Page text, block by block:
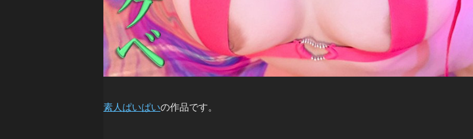
素人ぱいぱいの作品です。